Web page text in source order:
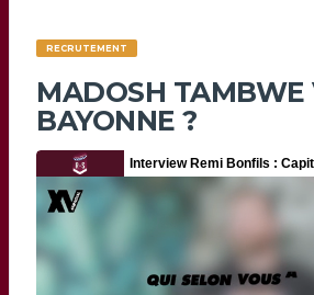
RECRUTEMENT
MADOSH TAMBWE
BAYONNE ?